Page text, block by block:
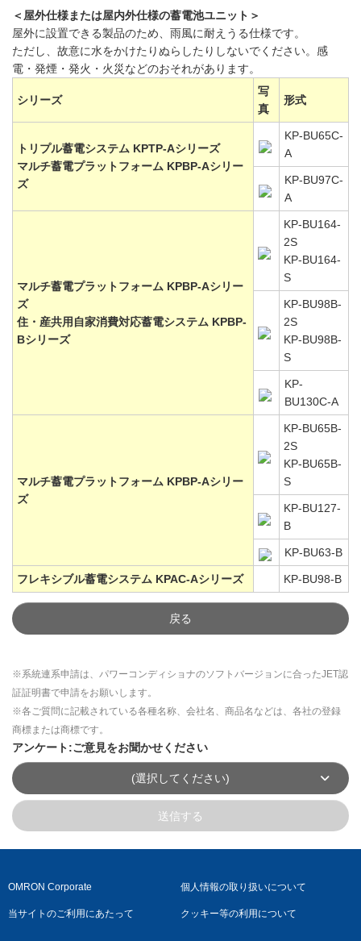
＜屋外仕様または屋内外仕様の蓄電池ユニット＞
屋外に設置できる製品のため、雨風に耐えうる仕様です。
ただし、故意に水をかけたりぬらしたりしないでください。感
電・発煙・発火・火災などのおそれがあります。
シリーズ
写
真
形式
トリプル蓄電システム KPTP-Aシリーズ
マルチ蓄電プラットフォーム KPBP-Aシリー
ズ
KP-BU65C-
A
KP-BU97C-
A
マルチ蓄電プラットフォーム KPBP-Aシリー
ズ
住・産共用自家消費対応蓄電システム KPBP-
Bシリーズ
KP-BU164-
2S
KP-BU164-
S
KP-BU98B-
2S
KP-BU98B-
S
KP-
BU130C-A
マルチ蓄電プラットフォーム KPBP-Aシリー
ズ
KP-BU65B-
2S
KP-BU65B-
S
KP-BU127-
B
KP-BU63-B
フレキシブル蓄電システム KPAC-Aシリーズ KP-BU98-B
戻る
※系統連系申請は、パワーコンディショナのソフトバージョンに合ったJET認
証証明書で申請をお願いします。
※各ご質問に記載されている各種名称、会社名、商品名などは、各社の登録
商標または商標です。
アンケート:ご意見をお聞かせください
(選択してください)
送信する
OMRON Corporate 個人情報の取り扱いについて
当サイトのご利用にあたって クッキー等の利用について